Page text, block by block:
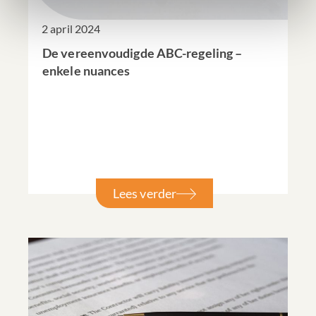
2 april 2024
De vereenvoudigde ABC-regeling –
enkele nuances
Lees verder